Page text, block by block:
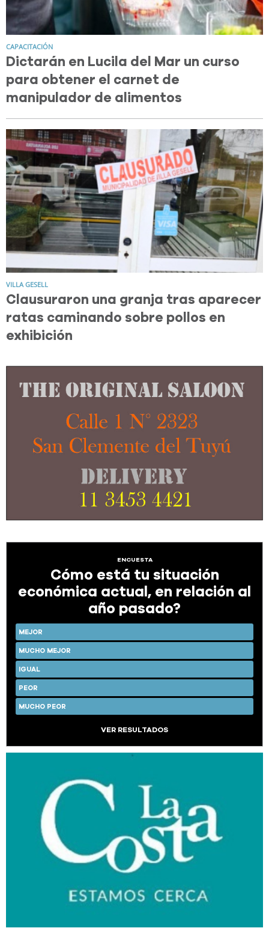
CAPACITACIÓN
Dictarán en Lucila del Mar un curso
para obtener el carnet de
manipulador de alimentos
VILLA GESELL
Clausuraron una granja tras aparecer
ratas caminando sobre pollos en
exhibición
ENCUESTA
Cómo está tu situación
económica actual, en relación al
año pasado?
MEJOR
MUCHO MEJOR
IGUAL
PEOR
MUCHO PEOR
VER RESULTADOS